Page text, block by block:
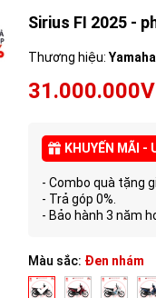
Sirius FI 2025 -
Thương hiệu: Yamaha
KHUYẾN MÃI -
- Combo quà tặng
- Trả góp 0%.
- Bảo hành 3 năm
Màu sắc: Đen nhám